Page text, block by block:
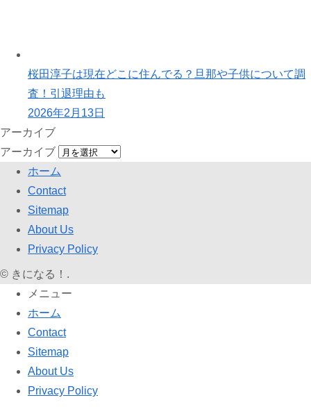
桜田淳子は現在どこに住んでる？旦那や子供について調
査！引退理由も
2026年2月13日
アーカイブ
アーカイブ
ホーム
Contact
Sitemap
About Us
Privacy Policy
© きになる！.
メニュー
ホーム
Contact
Sitemap
About Us
Privacy Policy